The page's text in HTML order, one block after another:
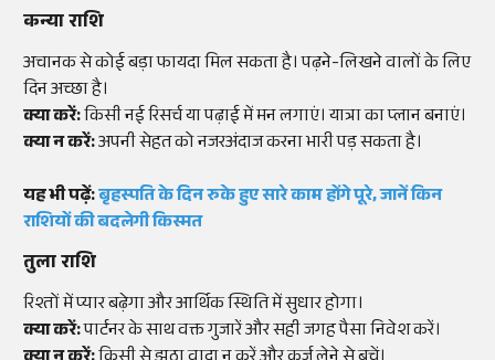
कन्या राशि
अचानक से कोई बड़ा फायदा मिल सकता है। पढ़ने-लिखने वालों के लिए
दिन अच्छा है।
क्या करें:किसी नई रिसर्च या पढ़ाई में मन लगाएं। यात्रा का प्लान बनाएं।
क्या न करें:अपनी सेहत को नजरअंदाज करना भारी पड़ सकता है।
यह भी पढ़ें:बृहस्पति के दिन रुके हुए सारे काम होंगे पूरे, जानें किन
राशियों की बदलेगी किस्मत
तुला राशि
रिश्तों में प्यार बढ़ेगा और आर्थिक स्थिति में सुधार होगा।
क्या करें:पार्टनर के साथ वक्त गुजारें और सही जगह पैसा निवेश करें।